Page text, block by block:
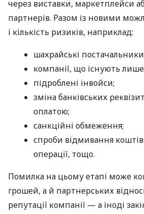
через виставки, маркетплейси
партнерів. Разом із новими
і кількість ризиків, наприклад:
шахрайські
компанії, що існують
підроблені інвойси;
зміна банківських
оплатою;
санкційні обмеження;
спроби відмивання коштів
операції, тощо.
Помилка на цьому етапі може
грошей, а й партнерських
репутації компанії — а іноді